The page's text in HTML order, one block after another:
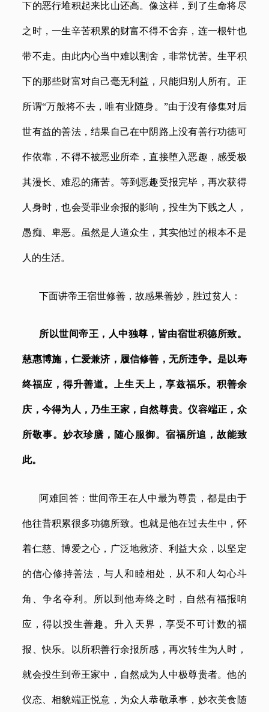
下的恶行堆积起来比山还高。像这样，到了生命将尽
之时，一生辛苦积累的财富不得不舍弃，连一根针也
带不走。由此内心当中难以割舍，非常忧苦。生平积
下的那些财富对自己毫无利益，只能归别人所有。正
所谓“万般将不去，唯有业随身。”由于没有修集对后
世有益的善法，结果自己在中阴路上没有善行功德可
作依靠，不得不被恶业所牵，直接堕入恶趣，感受极
其漫长、难忍的痛苦。等到恶趣受报完毕，再次获得
人身时，也会受罪业余报的影响，投生为下贱之人，
愚痴、卑恶。虽然是人道众生，其实他过的根本不是
人的生活。
下面讲帝王宿世修善，故感果善妙，胜过贫人：
所以世间帝王，人中独尊，皆由宿世积德所致。
慈惠博施，仁爱兼济，履信修善，无所违争。是以寿
终福应，得升善道。上生天上，享兹福乐。积善余
庆，今得为人，乃生王家，自然尊贵。仪容端正，众
所敬事。妙衣珍膳，随心服御。宿福所追，故能致
此。
阿难回答：世间帝王在人中最为尊贵，都是由于
他往昔积累很多功德所致。也就是他在过去生中，怀
着仁慈、博爱之心，广泛地救济、利益大众，以坚定
的信心修持善法，与人和睦相处，从不和人勾心斗
角、争名夺利。所以到他寿终之时，自然有福报响
应，得以投生善趣。升入天界，享受不可计数的福
报、快乐。以所积善行余报所感，再次转生为人时，
就会投生到帝王家中，自然成为人中极尊贵者。他的
仪态、相貌端正悦意，为众人恭敬承事，妙衣美食随